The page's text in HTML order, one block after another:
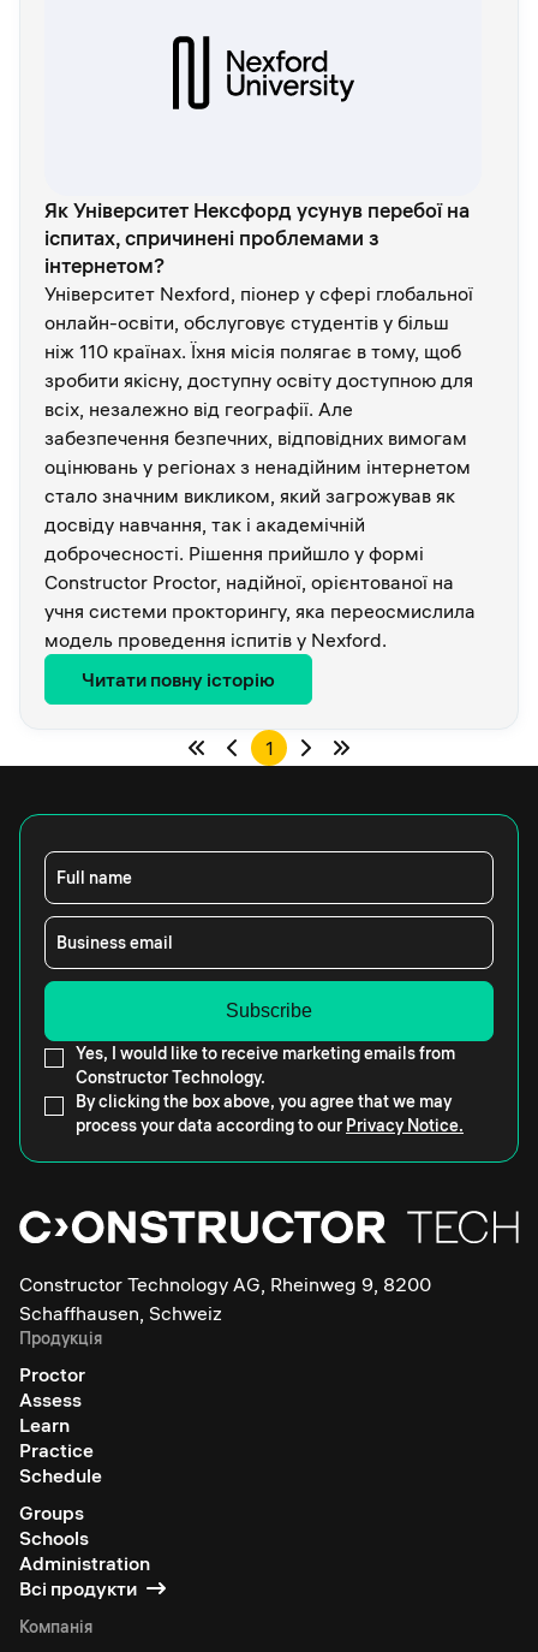
Як Університет Нексфорд усунув перебої на
іспитах, спричинені проблемами з
інтернетом?
Університет Nexford, піонер у сфері глобальної
онлайн-освіти, обслуговує студентів у більш
ніж 110 країнах. Їхня місія полягає в тому, щоб
зробити якісну, доступну освіту доступною для
всіх, незалежно від географії. Але
забезпечення безпечних, відповідних вимогам
оцінювань у регіонах з ненадійним інтернетом
стало значним викликом, який загрожував як
досвіду навчання, так і академічній
доброчесності. Рішення прийшло у формі
Constructor Proctor, надійної, орієнтованої на
учня системи прокторингу, яка переосмислила
модель проведення іспитів у Nexford.
Читати повну історію
1
Full name
Business email
Yes, I would like to receive marketing emails from
Constructor Technology.
By clicking the box above, you agree that we may
process your data according to our Privacy Notice.
Constructor Technology AG, Rheinweg 9, 8200
Schaffhausen, Schweiz
Продукція
Proctor
Assess
Learn
Practice
Schedule
Groups
Schools
Administration
Всі продукти
Компанія